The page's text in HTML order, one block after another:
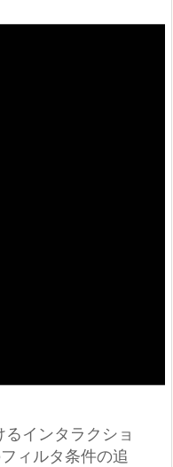
インタラクショ
ィルタ条件の追